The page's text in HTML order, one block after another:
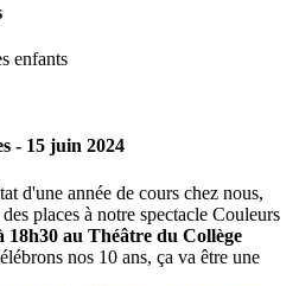
enfants
- 15 juin 2024
d'une année de cours chez nous,
places à notre spectacle Couleurs
18h30 au Théâtre du Collège
nos 10 ans, ça va être une